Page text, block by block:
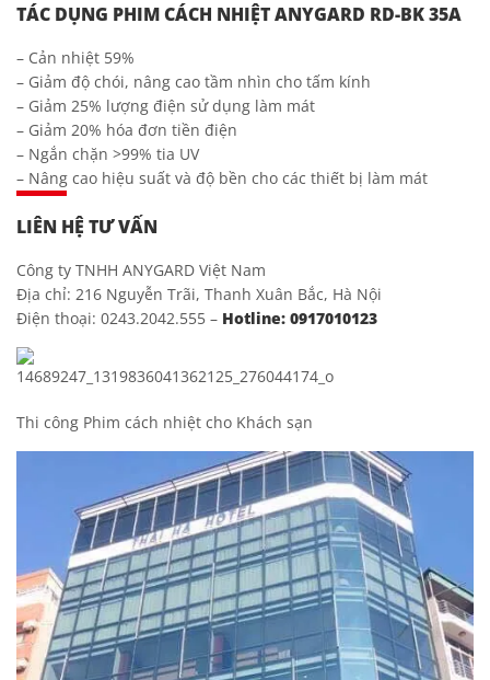
TÁC DỤNG PHIM CÁCH NHIỆT ANYGARD RD-BK 35A
– Cản nhiệt 59%
– Giảm độ chói, nâng cao tầm nhìn cho tấm kính
– Giảm 25% lượng điện sử dụng làm mát
– Giảm 20% hóa đơn tiền điện
– Ngắn chặn >99% tia UV
– Nâng cao hiệu suất và độ bền cho các thiết bị làm mát
LIÊN HỆ TƯ VẤN
Công ty TNHH ANYGARD Việt Nam
Địa chỉ: 216 Nguyễn Trãi, Thanh Xuân Bắc, Hà Nội
Điện thoại: 0243.2042.555 – Hotline: 0917010123
Thi công Phim cách nhiệt cho Khách sạn